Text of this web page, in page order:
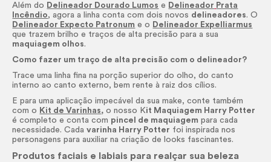
Além do Delineador Dourado Lumos e Delineador Prata
Incêndio, agora a linha conta com dois novos delineadores. O
Delineador Expecto Patronum e o Delineador Expelliarmus
que trazem brilho e traços de alta precisão para a sua
maquiagem olhos.
Como fazer um traço de alta precisão com o delineador?
Trace uma linha fina na porção superior do olho, do canto
interno ao canto externo, bem rente à raiz dos cílios.
E para uma aplicação impecável da suamake, conte também
com o Kit de Varinhas, o nosso Kit Maquiagem Harry Potter
é completo e conta com pincel de maquiagem para cada
necessidade. Cadavarinha Harry Potter foi inspirada nos
personagens para auxiliar na criação de looks fascinantes.
Produtos faciais e labiais para realçar sua beleza